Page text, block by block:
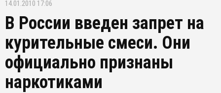
14.01.2010 17:06
В России введен запрет на
курительные смеси. Они
официально признаны
наркотиками